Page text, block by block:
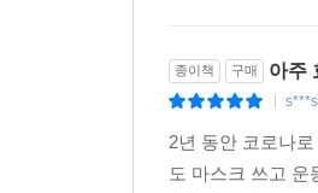
종이책 구매 아주
s***s
2년 동안 코로나
도 마스크 쓰고